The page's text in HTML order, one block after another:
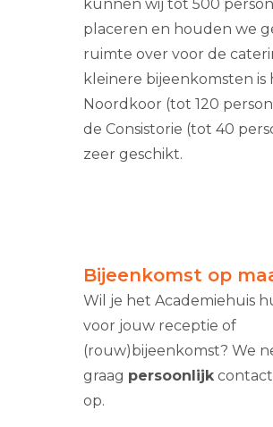
kunnen wij tot 500
placeren en houden we
ruimte over voor de
kleinere bijeenkomsten is
Noordkoor (tot 120
de Consistorie (tot 40
zeer geschikt.
Bijeenkomst op
Wil je het Academiehuis
voor jouw receptie of
(rouw)bijeenkomst? We
graag persoonlijk
op.